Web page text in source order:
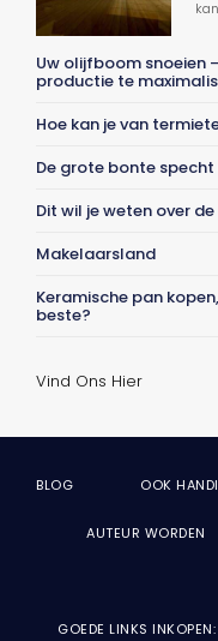
Uw olijfboom snoeien
productie te
Hoe kan je van
De grote bonte specht
Dit wil je weten over
Makelaarsland
Keramische pan
beste?
Vind Ons Hier
BLOG OOK
AUTEUR WORDEN
GOEDE LINKS